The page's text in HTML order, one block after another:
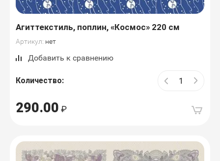
Агиттекстиль, поплин, «Космос» 220 см
Артикул: нет
Добавить к сравнению
Количество:
290.00